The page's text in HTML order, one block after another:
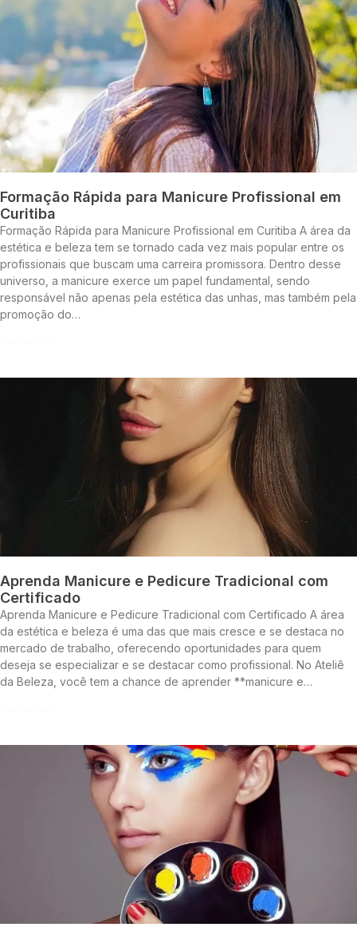
Formação Rápida para Manicure Profissional em
Curitiba
Formação Rápida para Manicure Profissional em Curitiba A área da
estética e beleza tem se tornado cada vez mais popular entre os
profissionais que buscam uma carreira promissora. Dentro desse
universo, a manicure exerce um papel fundamental, sendo
responsável não apenas pela estética das unhas, mas também pela
promoção do…
Aprenda Manicure e Pedicure Tradicional com
Certificado
Aprenda Manicure e Pedicure Tradicional com Certificado A área
da estética e beleza é uma das que mais cresce e se destaca no
mercado de trabalho, oferecendo oportunidades para quem
deseja se especializar e se destacar como profissional. No Ateliê
da Beleza, você tem a chance de aprender **manicure e…